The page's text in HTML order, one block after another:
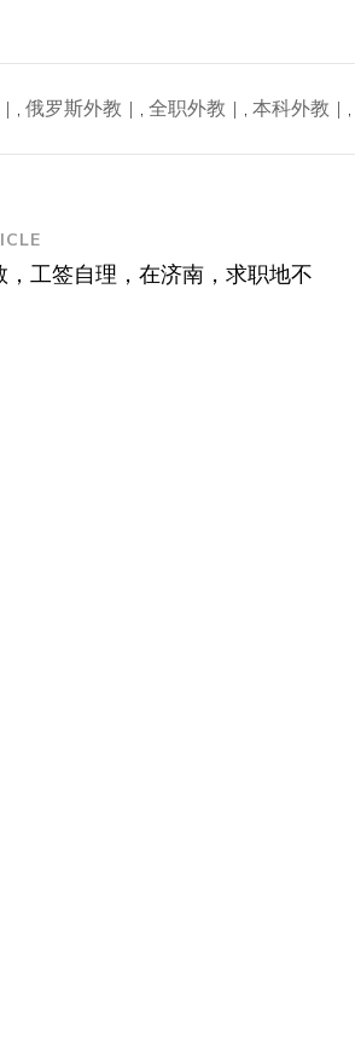
, 俄罗斯外教 , 全职外教 , 本科外教 ,
，工签自理，在济南，求职地不